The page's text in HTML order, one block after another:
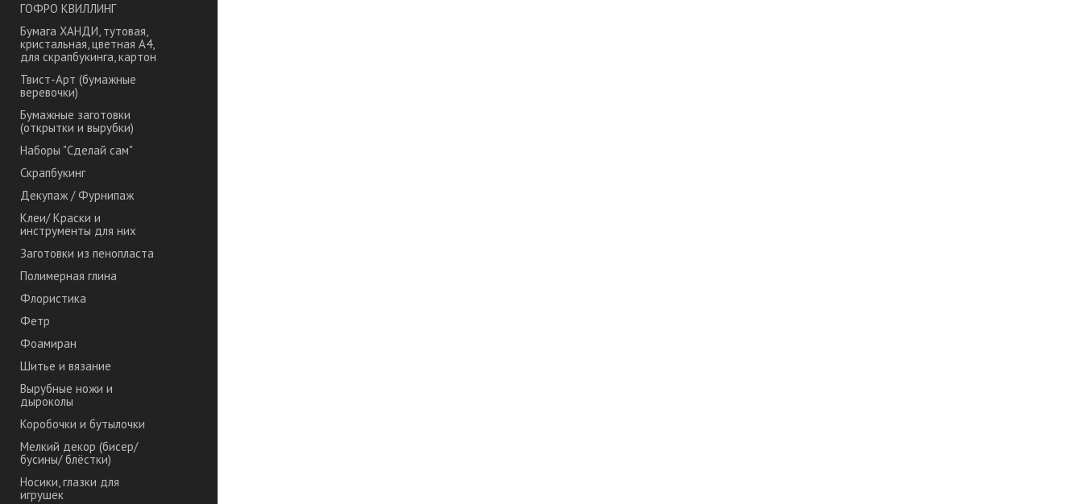
ГОФРО КВИЛЛИНГ
Бумага ХАНДИ, тутовая,
кристальная, цветная А4,
для скрапбукинга, картон
Твист-Арт (бумажные
веревочки)
Бумажные заготовки
(открытки и вырубки)
Наборы "Сделай сам"
Скрапбукинг
Декупаж / Фурнипаж
Клеи/ Краски и
инструменты для них
Заготовки из пенопласта
Полимерная глина
Флористика
Фетр
Фоамиран
Шитье и вязание
Вырубные ножи и
дыроколы
Коробочки и бутылочки
Мелкий декор (бисер/
бусины/ блёстки)
Носики, глазки для
игрушек